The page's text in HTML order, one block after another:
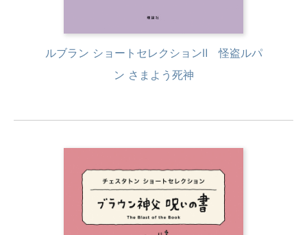
ルブラン ショートセレクションⅡ 怪盗ルパ
ン さまよう死神